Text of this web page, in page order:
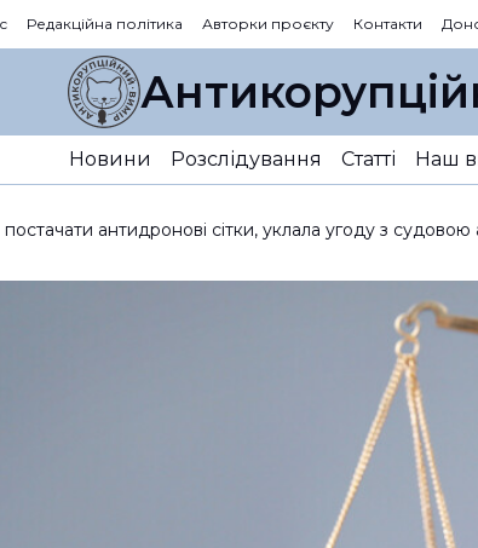
Редакційна політика Авторки проєкту Контакти
Новини Розслідування Статті Наш
антидронові сітки, уклала угоду з судовою